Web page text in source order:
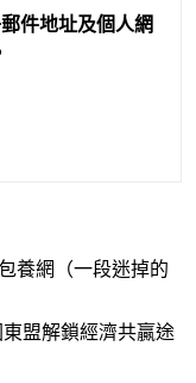
件地址及個人網
養網（一段迷掉的
盟解鎖經濟共贏途